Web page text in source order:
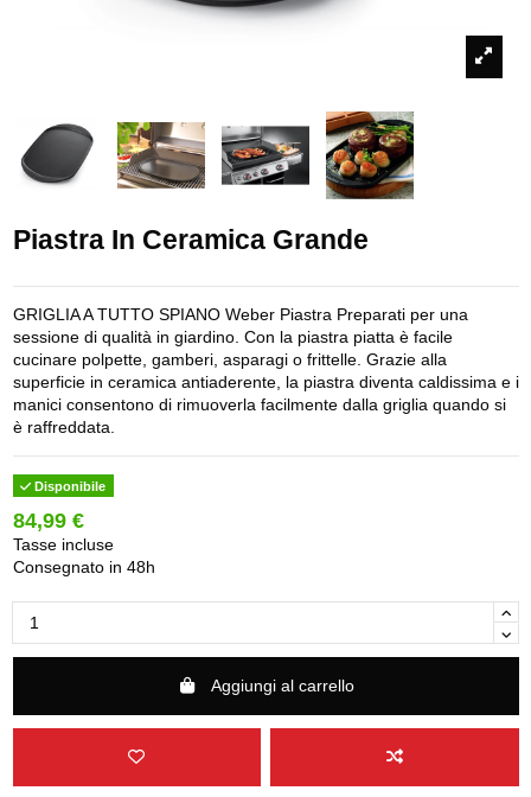
Piastra In Ceramica Grande
GRIGLIA A TUTTO SPIANO Weber Piastra Preparati per una
sessione di qualità in giardino. Con la piastra piatta è facile
cucinare polpette, gamberi, asparagi o frittelle. Grazie alla
superficie in ceramica antiaderente, la piastra diventa caldissima e i
manici consentono di rimuoverla facilmente dalla griglia quando si
è raffreddata.
Disponibile
84,99 €
Tasse incluse
Consegnato in 48h
Aggiungi al carrello